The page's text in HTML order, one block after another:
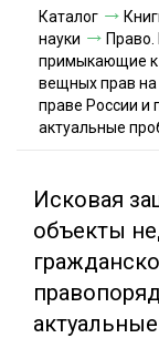
Каталог
науки
примыкающие
вещных прав
праве России и
актуальные
Исковая
объекты